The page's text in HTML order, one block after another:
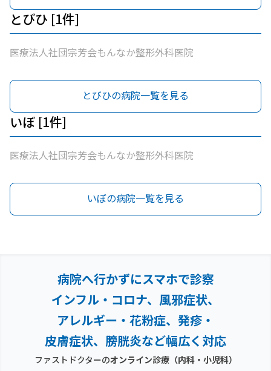
とびひ [1件]
医療法人社団宗芳会もんなか整形外科医院
とびひの病院一覧を見る
いぼ [1件]
医療法人社団宗芳会もんなか整形外科医院
いぼの病院一覧を見る
病院へ行かずにスマホで診察
インフル・コロナ、風邪症状、
アレルギー・花粉症、 発疹・
皮膚症状、膀胱炎など幅広く対応
ファストドクターのオンライン診療（内科・小児科）